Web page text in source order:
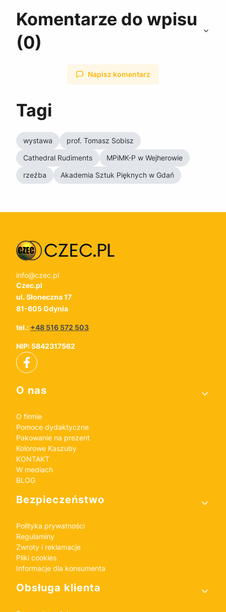
Komentarze do wpisu
(0)
Napisz komentarz
Tagi
wystawa
prof. Tomasz Sobisz
Cathedral Rudiments
MPiMK-P w Wejherowie
rzeźba
Akademia Sztuk Pięknych w Gdań
info@czec.pl
Czec.pl
ul. Słoneczna 17
81-605 Gdynia
tel.: +48 516 572 503
NIP: 5842317562
Linki w stopce
O nas
O firmie
Pomoce dydaktyczne
Pakowanie na prezent
Kolorowe Kaszuby
KONTAKT
W mediach
BLOG
Bezpieczeństwo
Polityka prywatności
Regulaminy
Zwroty i reklamacje
Pliki cookies
Informacje dla konsumenta
Obsługa klienta